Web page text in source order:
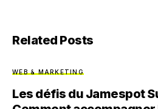
Related Posts
WEB & MARKETING
Les défis du Jamespot